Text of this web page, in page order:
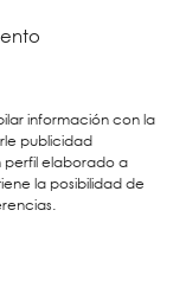
información con la
publicidad
perfil elaborado a
la posibilidad de